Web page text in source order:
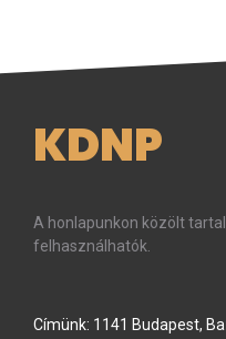
KDNP
A honlapunkon közölt
felhasználhatók.
Címünk: 1141 Budapest,